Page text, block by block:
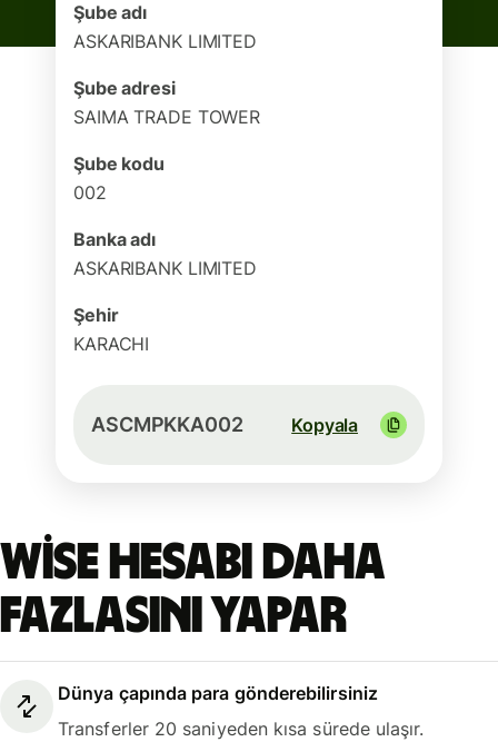
Şube adı
ASKARIBANK LIMITED
Şube adresi
SAIMA TRADE TOWER
Şube kodu
002
Banka adı
ASKARIBANK LIMITED
Şehir
KARACHI
ASCMPKKA002 Kopyala
Wise hesabı daha
fazlasını yapar
Dünya çapında para gönderebilirsiniz
Transferler 20 saniyeden kısa sürede ulaşır.